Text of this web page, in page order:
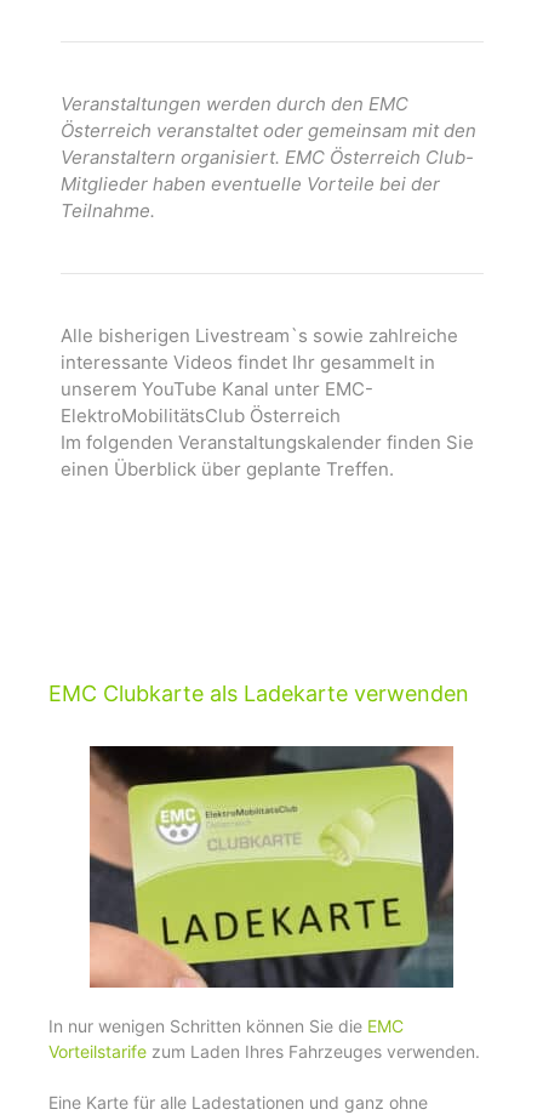
Veranstaltungen werden durch den EMC
Österreich veranstaltet oder gemeinsam mit den
Veranstaltern organisiert. EMC Österreich Club-
Mitglieder haben eventuelle Vorteile bei der
Teilnahme.
Alle bisherigen Livestream`s sowie zahlreiche
interessante Videos findet Ihr gesammelt in
unserem YouTube Kanal unter EMC-
ElektroMobilitätsClub Österreich
Im folgenden Veranstaltungskalender finden Sie
einen Überblick über geplante Treffen.
EMC Clubkarte als Ladekarte verwenden
In nur wenigen Schritten können Sie die EMC
Vorteilstarife zum Laden Ihres Fahrzeuges verwenden.
Eine Karte für alle Ladestationen und ganz ohne